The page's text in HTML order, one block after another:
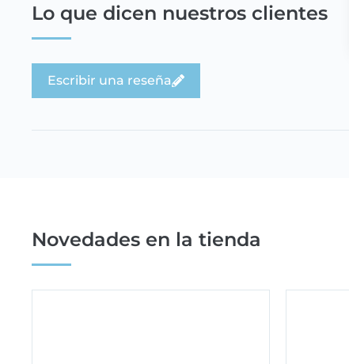
Lo que dicen nuestros clientes
Escribir una reseña
Novedades en la tienda